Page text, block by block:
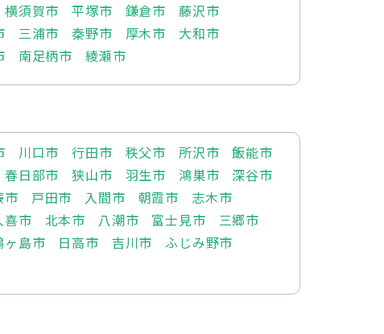
横須賀市 平塚市 鎌倉市
藤沢市
三浦市 秦野市 厚木市
大和市
南足柄市 綾瀬市
川口市 行田市 秩父市 所沢市
飯能市
春日部市 狭山市 羽生市 鴻巣市
深谷市
市 戸田市 入間市 朝霞市
志木市
喜市 北本市 八潮市 富士見市
三郷市
ヶ島市 日高市 吉川市
ふじみ野市